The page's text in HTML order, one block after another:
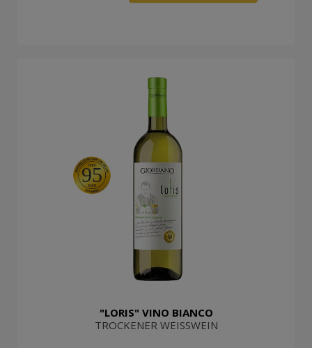
95
"LORIS" VINO BIANCO
TROCKENER WEISSWEIN